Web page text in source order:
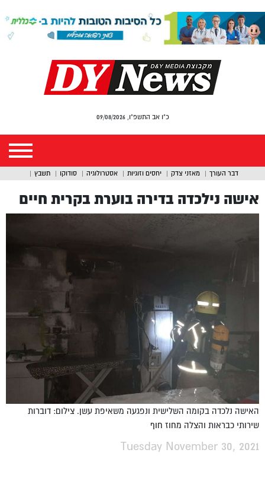
כ"ו אב התשפ"ו, 09/08/2026
דבר העורך מאזני צדק יחסים וזוגיות אסטרולוגיה סודוקו תשבץ
אישה נילכדה בדירה בוערת בקרית חיים
האישה נלכדה בקומה השלישית ונפגעה משאיפת עשן. צילום: דוברות
שירותי כבראות והצלה מחוז חוף
Tuesday November 30, 2021